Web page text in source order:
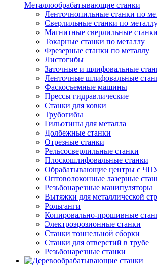
Металлообрабатывающие станки
Ленточнопильные станки по
Сверлильные станки по
Магнитные сверлильные станки
Токарные станки по металлу
Фрезерные станки по металлу
Листогибы
Заточные и шлифовальные
Ленточные шлифовальные
Фаскосъемные машины
Прессы гидравлические
Станки для ковки
Трубогибы
Гильотины для металла
Долбежные станки
Отрезные станки
Рельсосверлильные станки
Плоскошлифовальные станки
Обрабатывающие центры с
Оптоволоконные лазерные
Резьбонарезные манипуляторы
Вытяжки для металлической
Рольганги
Копировально-прошивные
Электроэрозионные станки
Станки тоннельной сборки
Станки для отверстий в трубе
Резьбонарезные станки